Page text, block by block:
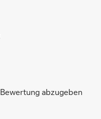
abzugeben